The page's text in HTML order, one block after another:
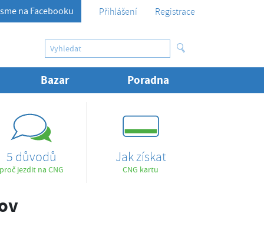
na Facebooku Přihlášení Registrace
Bazar Poradna
5 důvodů
proč jezdit na CNG
Jak získat
CNG kartu